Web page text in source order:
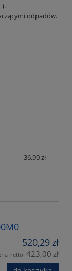
odpadów.
36,90 zł
520,29 zł
netto: 423,00 zł